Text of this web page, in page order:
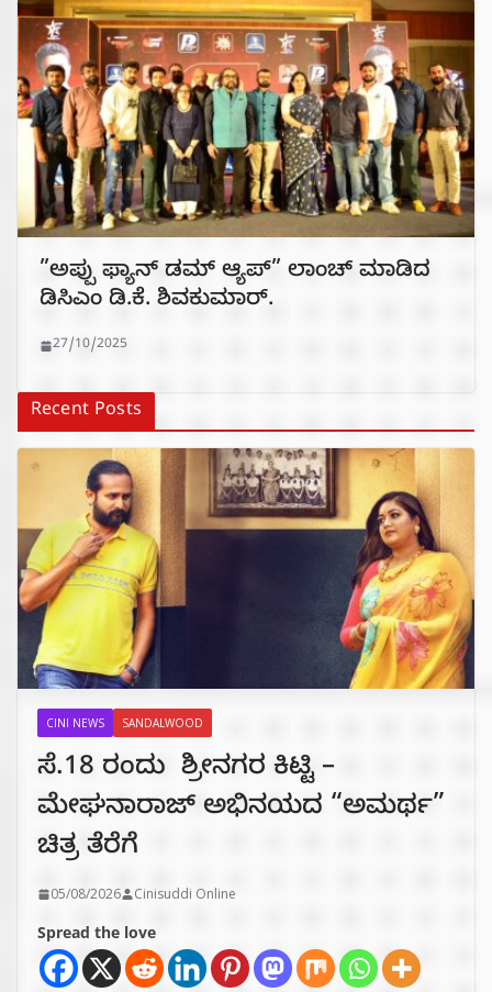
”ಅಪ್ಪು ಫ್ಯಾನ್ ಡಮ್ ಆ್ಯಪ್” ಲಾಂಚ್ ಮಾಡಿದ
ಡಿಸಿಎಂ ಡಿ.ಕೆ. ಶಿವಕುಮಾರ್.
27/10/2025
Recent Posts
CINI NEWS SANDALWOOD
ಸೆ.18 ರಂದು ಶ್ರೀನಗರ ಕಿಟ್ಟಿ –
ಮೇಘನಾರಾಜ್ ಅಭಿನಯದ “ಅಮರ್ಥ”
ಚಿತ್ರ ತೆರೆಗೆ
05/08/2026 Cinisuddi Online
Spread the love